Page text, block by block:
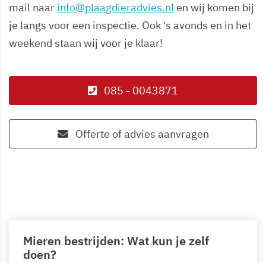
mail naar info@plaagdieradvies.nlen wij komen bij
je langs voor een inspectie. Ook 's avonds en in het
weekend staan wij voor je klaar!
085 - 0043871
Offerte of advies aanvragen
Mieren bestrijden: Wat kun je zelf
doen?